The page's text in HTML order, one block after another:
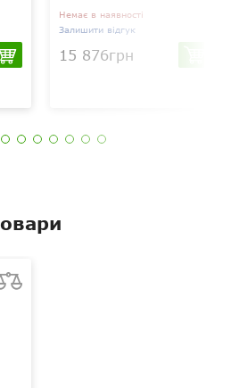
Немає в наявності
Залишити відгук
15 876грн